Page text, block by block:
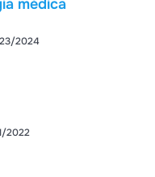
médica
2024
2022